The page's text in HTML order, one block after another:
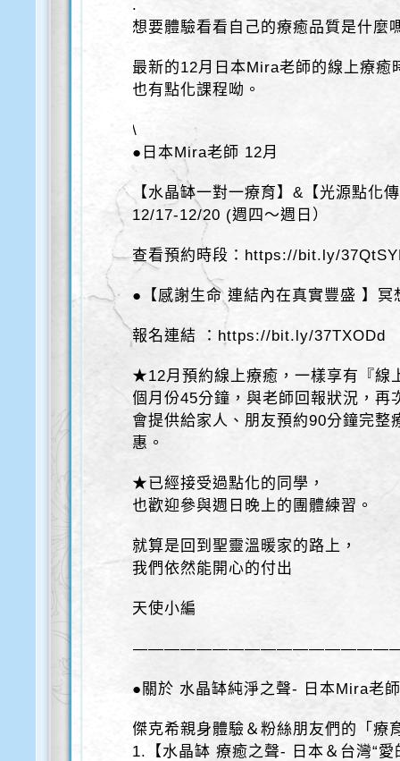
.
想要體驗看看自己的療癒品質是什麼
最新的12月日本Mira老師的線上療癒
也有點化課程呦。
\
●日本Mira老師 12月
【水晶缽一對一療育】&【光源點化
12/17-12/20 (週四～週日）
查看預約時段：https://bit.ly/
●【感謝生命 連結內在真實豐盛 】冥
報名連結 ：https://bit.ly/37TXODd
★12月預約線上療癒，一樣享有『線
個月份45分鐘，與老師回報狀況，再
會提供給家人、朋友預約90分鐘完整
惠。
★已經接受過點化的同學，
也歡迎參與週日晚上的團體練習。
就算是回到聖靈溫暖家的路上，
我們依然能開心的付出
天使小編
●關於 水晶缽純淨之聲- 日本Mira老
傑克希親身體驗＆粉絲朋友們的「療
1.【水晶缽 療癒之聲- 日本＆台灣“愛